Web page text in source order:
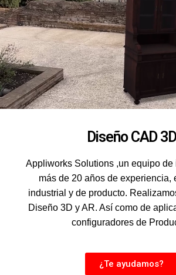
Diseño CAD 3D
Appliworks Solutions ,un equipo de
más de 20 años de experiencia,
industrial y de producto.
Diseño 3D y AR. Así como de
configuradores de
¿Te ayudamos?